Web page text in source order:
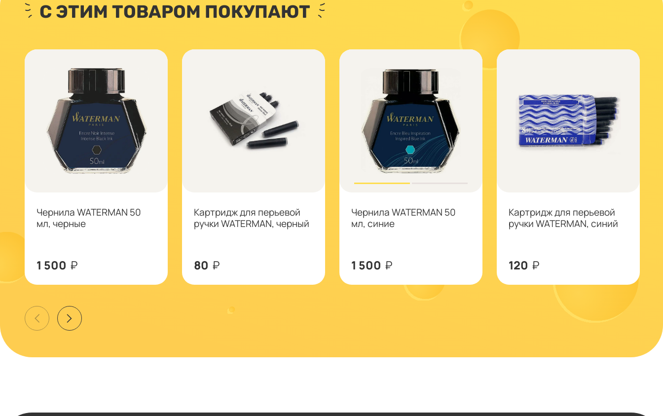
С ЭТИМ ТОВАРОМ ПОКУПАЮТ
Чернила WATERMAN 50
мл, черные
1 500 ₽
Kapтридж для перьевой
ручки WATERMAN, черный
80 ₽
Чернила WATERMAN 50
мл, синие
1 500 ₽
Kapтридж для перьевой
ручки WATERMAN, синий
120 ₽